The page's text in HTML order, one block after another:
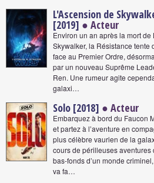
L'Ascension de
[2019] ● Acteur
Environ un an après la mort de
Skywalker, la Résistance tente
face au Premier Ordre,
par un nouveau Suprême
Ren. Une rumeur agite
galaxi…
Solo [2018] ● Acteur
Embarquez à bord du Faucon
et partez à l’aventure en
plus célèbre vaurien de la
cours de périlleuses aventures
bas-fonds d’un monde
va fa…